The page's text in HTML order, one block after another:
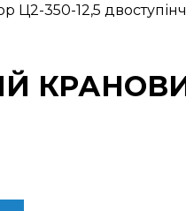
Ц2-350-12,5